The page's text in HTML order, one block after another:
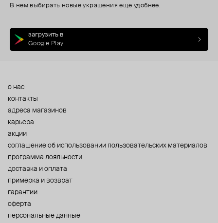
В нем выбирать новые украшения еще удобнее.
загрузить в
Google Play
о нас
контакты
адреса магазинов
карьера
акции
cоглашение об использовании пользовательских материалов
программа лояльности
доставка и оплата
примерка и возврат
гарантии
оферта
персональные данные